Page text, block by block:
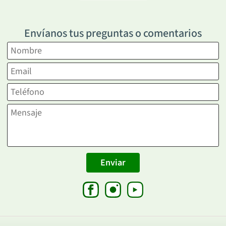
Envíanos tus preguntas o comentarios
Enviar